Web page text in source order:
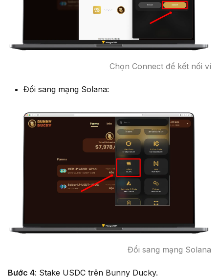
Chọn Connect để kết nối ví
Đổi sang mạng Solana:
Đổi sang mạng Solana
Bước 4: Stake USDC trên Bunny Ducky.